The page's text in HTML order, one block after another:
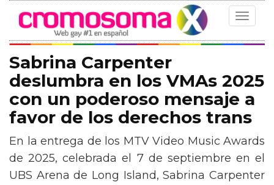
Toggle
Sabrina Carpenter
deslumbra en los VMAs 2025
con un poderoso mensaje a
favor de los derechos trans
En la entrega de los MTV Video Music Awards
de 2025, celebrada el 7 de septiembre en el
UBS Arena de Long Island, Sabrina Carpenter